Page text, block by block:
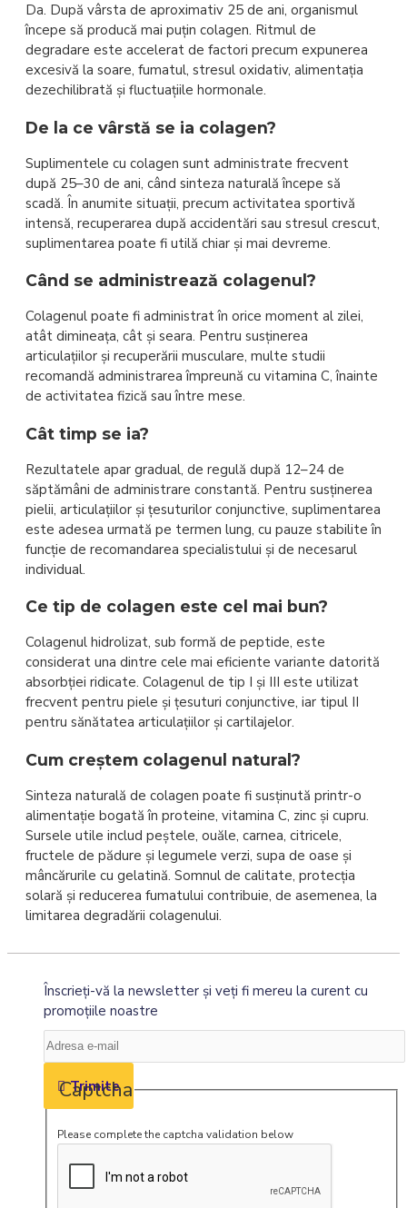
Da. După vârsta de aproximativ 25 de ani, organismul
începe să producă mai puțin colagen. Ritmul de
degradare este accelerat de factori precum expunerea
excesivă la soare, fumatul, stresul oxidativ, alimentația
dezechilibrată și fluctuațiile hormonale.
De la ce vârstă se ia colagen?
Suplimentele cu colagen sunt administrate frecvent
după 25–30 de ani, când sinteza naturală începe să
scadă. În anumite situații, precum activitatea sportivă
intensă, recuperarea după accidentări sau stresul crescut,
suplimentarea poate fi utilă chiar și mai devreme.
Când se administrează colagenul?
Colagenul poate fi administrat în orice moment al zilei,
atât dimineața, cât și seara. Pentru susținerea
articulațiilor și recuperării musculare, multe studii
recomandă administrarea împreună cu vitamina C, înainte
de activitatea fizică sau între mese.
Cât timp se ia?
Rezultatele apar gradual, de regulă după 12–24 de
săptămâni de administrare constantă. Pentru susținerea
pielii, articulațiilor și țesuturilor conjunctive, suplimentarea
este adesea urmată pe termen lung, cu pauze stabilite în
funcție de recomandarea specialistului și de necesarul
individual.
Ce tip de colagen este cel mai bun?
Colagenul hidrolizat, sub formă de peptide, este
considerat una dintre cele mai eficiente variante datorită
absorbției ridicate. Colagenul de tip I și III este utilizat
frecvent pentru piele și țesuturi conjunctive, iar tipul II
pentru sănătatea articulațiilor și cartilajelor.
Cum creștem colagenul natural?
Sinteza naturală de colagen poate fi susținută printr-o
alimentație bogată în proteine, vitamina C, zinc și cupru.
Sursele utile includ peștele, ouăle, carnea, citricele,
fructele de pădure și legumele verzi, supa de oase și
mâncărurile cu gelatină. Somnul de calitate, protecția
solară și reducerea fumatului contribuie, de asemenea, la
limitarea degradării colagenului.
Înscrieţi-vă la newsletter şi veţi fi mereu la curent cu
promoţiile noastre
Trimite
Captcha
Please complete the captcha validation below